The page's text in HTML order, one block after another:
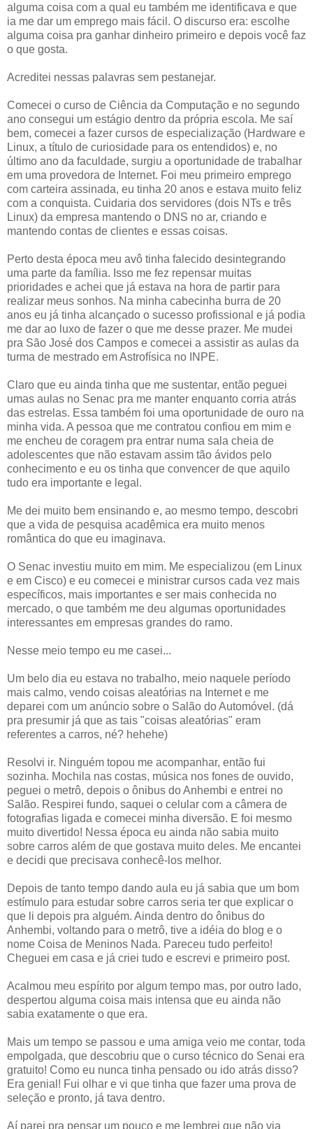
alguma coisa com a qual eu também me identificava e que
ia me dar um emprego mais fácil. O discurso era: escolhe
alguma coisa pra ganhar dinheiro primeiro e depois você faz
o que gosta.
Acreditei nessas palavras sem pestanejar.
Comecei o curso de Ciência da Computação e no segundo
ano consegui um estágio dentro da própria escola. Me saí
bem, comecei a fazer cursos de especialização (Hardware e
Linux, a título de curiosidade para os entendidos) e, no
último ano da faculdade, surgiu a oportunidade de trabalhar
em uma provedora de Internet. Foi meu primeiro emprego
com carteira assinada, eu tinha 20 anos e estava muito feliz
com a conquista. Cuidaria dos servidores (dois NTs e três
Linux) da empresa mantendo o DNS no ar, criando e
mantendo contas de clientes e essas coisas.
Perto desta época meu avô tinha falecido desintegrando
uma parte da família. Isso me fez repensar muitas
prioridades e achei que já estava na hora de partir para
realizar meus sonhos. Na minha cabecinha burra de 20
anos eu já tinha alcançado o sucesso profissional e já podia
me dar ao luxo de fazer o que me desse prazer. Me mudei
pra São José dos Campos e comecei a assistir as aulas da
turma de mestrado em Astrofísica no INPE.
Claro que eu ainda tinha que me sustentar, então peguei
umas aulas no Senac pra me manter enquanto corria atrás
das estrelas. Essa também foi uma oportunidade de ouro na
minha vida. A pessoa que me contratou confiou em mim e
me encheu de coragem pra entrar numa sala cheia de
adolescentes que não estavam assim tão ávidos pelo
conhecimento e eu os tinha que convencer de que aquilo
tudo era importante e legal.
Me dei muito bem ensinando e, ao mesmo tempo, descobri
que a vida de pesquisa acadêmica era muito menos
romântica do que eu imaginava.
O Senac investiu muito em mim. Me especializou (em Linux
e em Cisco) e eu comecei e ministrar cursos cada vez mais
específicos, mais importantes e ser mais conhecida no
mercado, o que também me deu algumas oportunidades
interessantes em empresas grandes do ramo.
Nesse meio tempo eu me casei...
Um belo dia eu estava no trabalho, meio naquele período
mais calmo, vendo coisas aleatórias na Internet e me
deparei com um anúncio sobre o Salão do Automóvel. (dá
pra presumir já que as tais "coisas aleatórias" eram
referentes a carros, né? hehehe)
Resolvi ir. Ninguém topou me acompanhar, então fui
sozinha. Mochila nas costas, música nos fones de ouvido,
peguei o metrô, depois o ônibus do Anhembi e entrei no
Salão. Respirei fundo, saquei o celular com a câmera de
fotografias ligada e comecei minha diversão. E foi mesmo
muito divertido! Nessa época eu ainda não sabia muito
sobre carros além de que gostava muito deles. Me encantei
e decidi que precisava conhecê-los melhor.
Depois de tanto tempo dando aula eu já sabia que um bom
estímulo para estudar sobre carros seria ter que explicar o
que li depois pra alguém. Ainda dentro do ônibus do
Anhembi, voltando para o metrô, tive a idéia do blog e o
nome Coisa de Meninos Nada. Pareceu tudo perfeito!
Cheguei em casa e já criei tudo e escrevi e primeiro post.
Acalmou meu espírito por algum tempo mas, por outro lado,
despertou alguma coisa mais intensa que eu ainda não
sabia exatamente o que era.
Mais um tempo se passou e uma amiga veio me contar, toda
empolgada, que descobriu que o curso técnico do Senai era
gratuito! Como eu nunca tinha pensado ou ido atrás disso?
Era genial! Fui olhar e vi que tinha que fazer uma prova de
seleção e pronto, já tava dentro.
Aí parei pra pensar um pouco e me lembrei que não via